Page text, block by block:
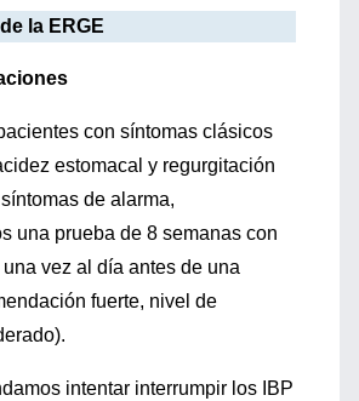
la ERGE
con síntomas clásicos
estomacal y regurgitación
de alarma,
una prueba de 8 semanas con
una vez al día antes de una
fuerte, nivel de
intentar interrumpir los IBP